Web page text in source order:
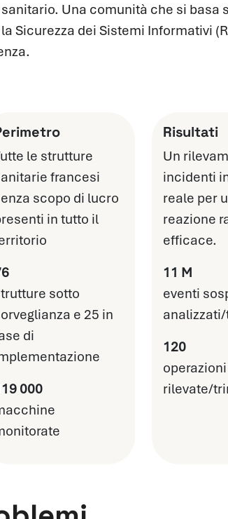
Una comunità che si basa
Sicurezza dei Sistemi Informativi
le strutture
francesi
scopo di lucro
in tutto il
sotto
e 25 in
di
000
Risultati
Un
incidenti
reale per
reazione
efficace.
11 M
eventi
120
rilevate/